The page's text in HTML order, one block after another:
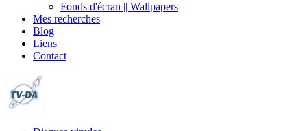
Fonds d'écran || Wallpapers
Mes recherches
Blog
Liens
Contact